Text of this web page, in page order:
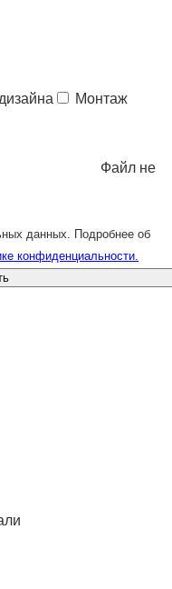
Монтаж
Файл не
данных. Подробнее об
конфиденциальности.